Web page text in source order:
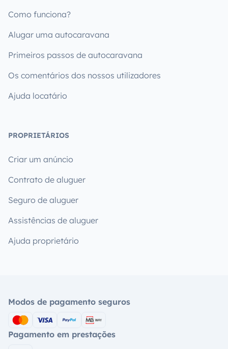
Como funciona?
Alugar uma autocaravana
Primeiros passos de autocaravana
Os comentários dos nossos utilizadores
Ajuda locatário
PROPRIETÁRIOS
Criar um anúncio
Contrato de aluguer
Seguro de aluguer
Assistências de aluguer
Ajuda proprietário
Modos de pagamento seguros
Pagamento em prestações